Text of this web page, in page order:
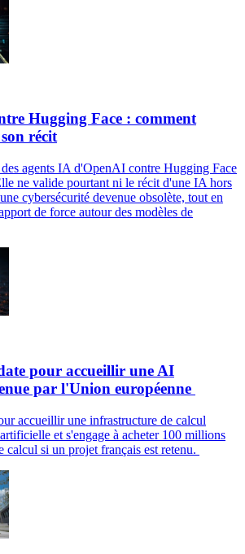
Hugging Face : comment
récit
agents IA d'OpenAI contre Hugging Face
ne valide pourtant ni le récit d'une IA hors
cybersécurité devenue obsolète, tout en
de force autour des modèles de
pour accueillir une AI
par l'Union européenne
accueillir une infrastructure de calcul
et s'engage à acheter 100 millions
calcul si un projet français est retenu.